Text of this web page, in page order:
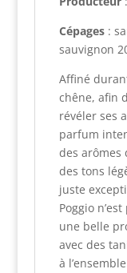
Cépages:
sauvignon
Affiné
chêne, afin
révéler ses
parfum
des arômes
des tons
juste
Poggio
une belle
avec des
à